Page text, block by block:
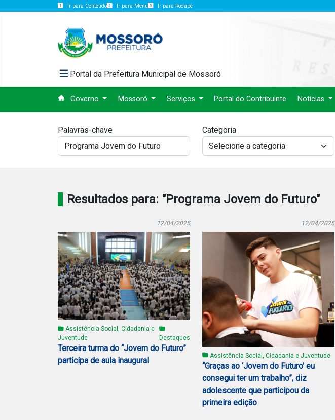
Ir para Conteúdo Ir para Menu Ir para Rodapé
Portal da Prefeitura Municipal de Mossoró
Governo Mossoró Serviços Portal do Contribuinte Notícias
Palavras-chave Categoria
Resultados para: "Programa Jovem do Futuro"
12/04/2025
Assistência Social, Cidadania e
Juventude
Destaques
Terceira turma do “Jovem do Futuro”
participa de aula inaugural
12/04/2025
Assistência Social, Cidadania e Juventude
“Graças ao ‘Jovem do Futuro’ eu
consegui ter um trabalho”, diz
adolescente que participou da
primeira edição